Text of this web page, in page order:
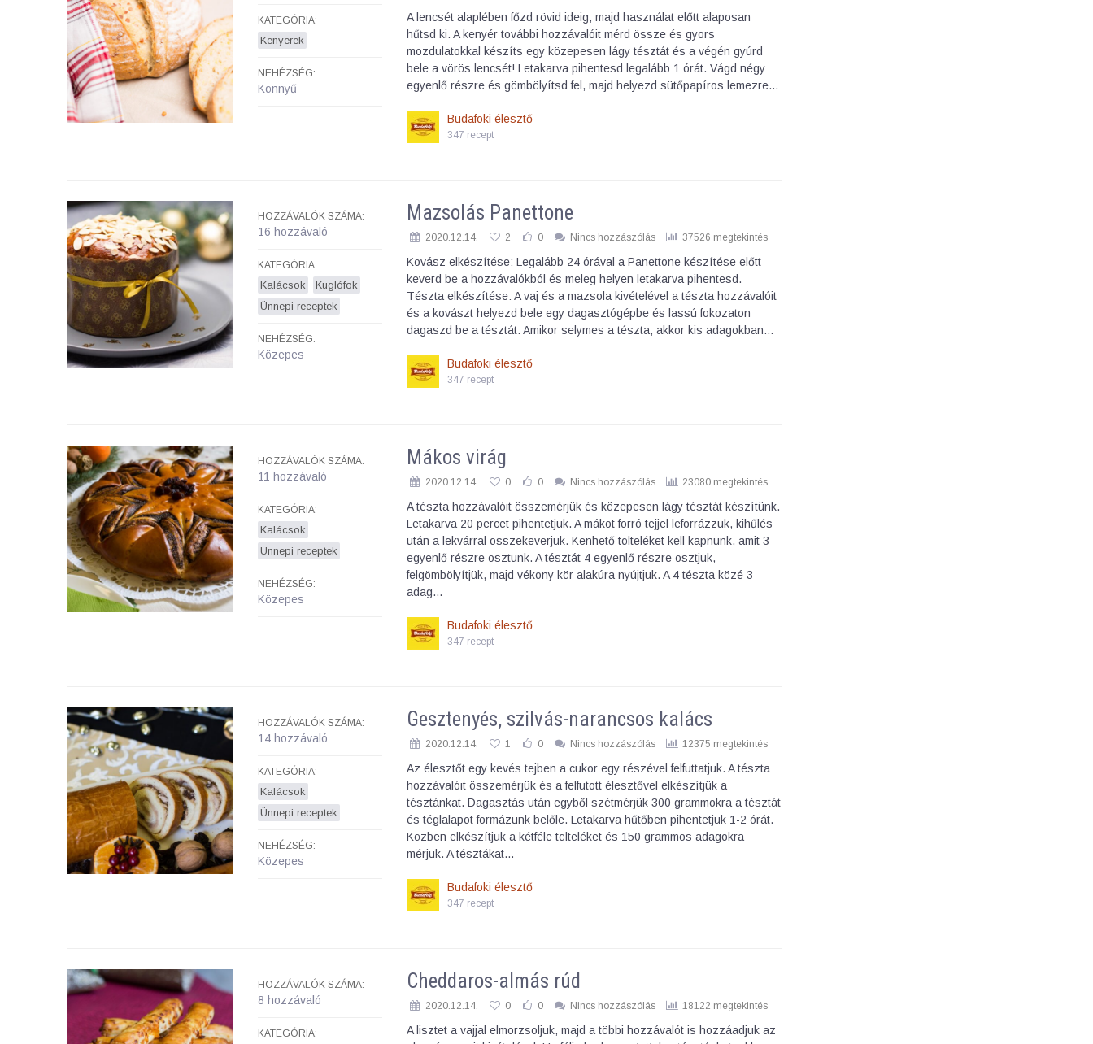
KATEGÓRIA:
Kenyerek
NEHÉZSÉG:
Könnyű
A lencsét alaplében főzd rövid ideig, majd használat előtt alaposan
hűtsd ki. A kenyér további hozzávalóit mérd össze és gyors
mozdulatokkal készíts egy közepesen lágy tésztát és a végén gyúrd
bele a vörös lencsét! Letakarva pihentesd legalább 1 órát. Vágd négy
egyenlő részre és gömbölyítsd fel, majd helyezd sütőpapíros lemezre…
Budafoki élesztő
347 recept
HOZZÁVALÓK SZÁMA:
16 hozzávaló
KATEGÓRIA:
Kalácsok
Kuglófok
Ünnepi receptek
NEHÉZSÉG:
Közepes
Mazsolás Panettone
2020.12.14. 2 0 Nincs hozzászólás 37526 megtekintés
Kovász elkészítése: Legalább 24 órával a Panettone készítése előtt
keverd be a hozzávalókból és meleg helyen letakarva pihentesd.
Tészta elkészítése: A vaj és a mazsola kivételével a tészta hozzávalóit
és a kovászt helyezd bele egy dagasztógépbe és lassú fokozaton
dagaszd be a tésztát. Amikor selymes a tészta, akkor kis adagokban…
Budafoki élesztő
347 recept
HOZZÁVALÓK SZÁMA:
11 hozzávaló
KATEGÓRIA:
Kalácsok
Ünnepi receptek
NEHÉZSÉG:
Közepes
Mákos virág
2020.12.14. 0 0 Nincs hozzászólás 23080 megtekintés
A tészta hozzávalóit összemérjük és közepesen lágy tésztát készítünk.
Letakarva 20 percet pihentetjük. A mákot forró tejjel leforrázzuk, kihűlés
után a lekvárral összekeverjük. Kenhető tölteléket kell kapnunk, amit 3
egyenlő részre osztunk. A tésztát 4 egyenlő részre osztjuk,
felgömbölyítjük, majd vékony kör alakúra nyújtjuk. A 4 tészta közé 3
adag…
Budafoki élesztő
347 recept
HOZZÁVALÓK SZÁMA:
14 hozzávaló
KATEGÓRIA:
Kalácsok
Ünnepi receptek
NEHÉZSÉG:
Közepes
Gesztenyés, szilvás-narancsos kalács
2020.12.14. 1 0 Nincs hozzászólás 12375 megtekintés
Az élesztőt egy kevés tejben a cukor egy részével felfuttatjuk. A tészta
hozzávalóit összemérjük és a felfutott élesztővel elkészítjük a
tésztánkat. Dagasztás után egyből szétmérjük 300 grammokra a tésztát
és téglalapot formázunk belőle. Letakarva hűtőben pihentetjük 1-2 órát.
Közben elkészítjük a kétféle tölteléket és 150 grammos adagokra
mérjük. A tésztákat…
Budafoki élesztő
347 recept
HOZZÁVALÓK SZÁMA:
8 hozzávaló
KATEGÓRIA:
Cheddaros-almás rúd
2020.12.14. 0 0 Nincs hozzászólás 18122 megtekintés
A lisztet a vajjal elmorzsoljuk, majd a többi hozzávalót is hozzáadjuk az